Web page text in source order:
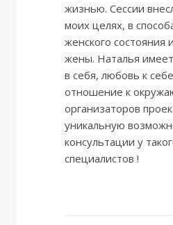
жизнью. Сессии
моих целях, в
женского состояния
жены. Наталья
в себя, любовь к
отношение к
организаторов
уникальную
консультации у
специалистов !